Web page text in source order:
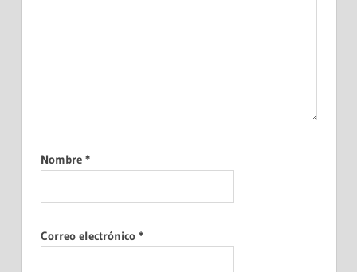
Nombre *
Correo electrónico *